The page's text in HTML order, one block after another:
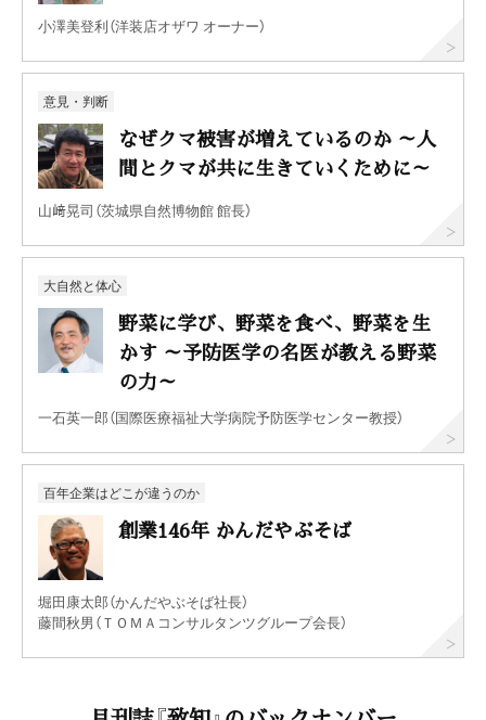
小澤美登利（洋装店オザワ オーナー）
意見・判断
なぜクマ被害が増えているのか ～人
間とクマが共に生きていくために～
山﨑晃司（茨城県自然博物館 館長）
大自然と体心
野菜に学び、野菜を食べ、野菜を生
かす ～予防医学の名医が教える野菜
の力～
一石英一郎（国際医療福祉大学病院予防医学センター教授）
百年企業はどこが違うのか
創業146年 かんだやぶそば
堀田康太郎（かんだやぶそば社長）
藤間秋男（ＴＯＭＡコンサルタンツグループ会長）